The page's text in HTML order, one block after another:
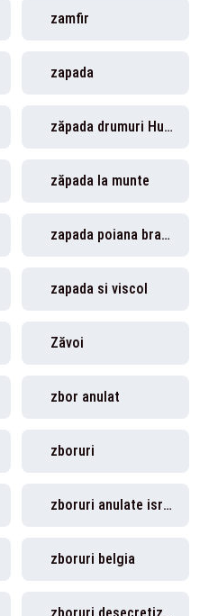
zamfir
zapada
zăpada drumuri Hunedoara
zăpada la munte
zapada poiana brasov
zapada si viscol
Zăvoi
zbor anulat
zboruri
zboruri anulate israel
zboruri belgia